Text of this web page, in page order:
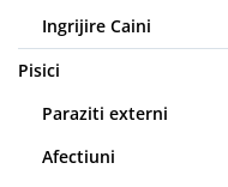
Ingrijire Caini
Pisici
Paraziti externi
Afectiuni